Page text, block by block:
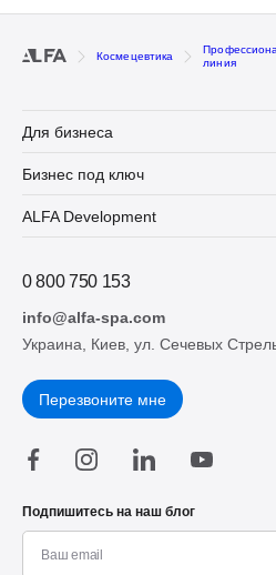
Космецевтика
линия
Для бизнеса
Бизнес под ключ
ALFA Development
0 800 750 153
info@alfa-spa.com
Украина, Киев, ул. Сечевых
Перезвоните мне
Подпишитесь на наш блог